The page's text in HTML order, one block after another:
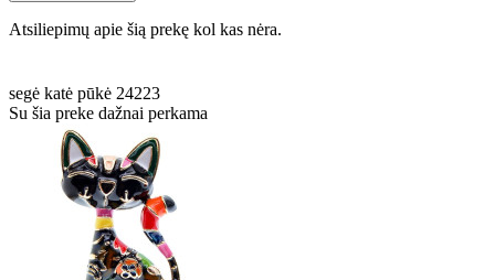
Atsiliepimų apie šią prekę kol kas nėra.
segė katė pūkė 24223
Su šia preke dažnai perkama